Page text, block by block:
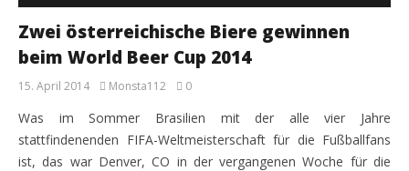
Zwei österreichische Biere gewinnen
beim World Beer Cup 2014
15. April 2014 Monsta112 0
Was im Sommer Brasilien mit der alle vier Jahre
stattfindenenden FIFA-Weltmeisterschaft für die Fußballfans
ist, das war Denver, CO in der vergangenen Woche für die